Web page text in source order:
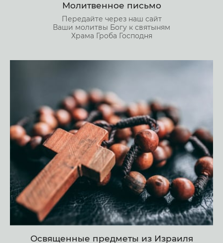
Молитвенное письмо
Передайте через наш сайт
Ваши молитвы Богу к святыням
Храма Гроба Господня
Освященные предметы из Израиля